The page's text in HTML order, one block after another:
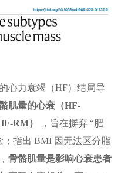
心力衰竭（HF）结局导
肌量的心衰（HF-
RM）
，旨在摒弃 “肥
；指出 BMI 因无法区分脂
骨骼肌量是影响心衰患者